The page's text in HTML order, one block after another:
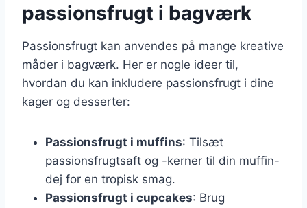
passionsfrugt i bagværk
Passionsfrugt kan anvendes på mange kreative
måder i bagværk. Her er nogle ideer til,
hvordan du kan inkludere passionsfrugt i dine
kager og desserter:
Passionsfrugt i muffins: Tilsæt
passionsfrugtsaft og -kerner til din muffin-
dej for en tropisk smag.
Passionsfrugt i cupcakes: Brug